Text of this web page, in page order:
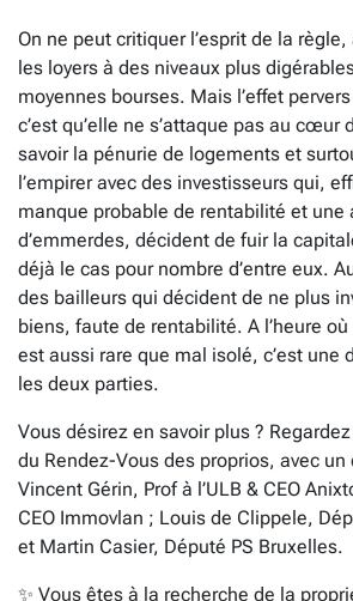
On ne peut critiquer l’esprit de la
les loyers à des niveaux plus
moyennes bourses. Mais l’effet
c’est qu’elle ne s’attaque pas au cœur
savoir la pénurie de logements et
l’empirer avec des investisseurs qui,
manque probable de rentabilité et une
d’emmerdes, décident de fuir la
déjà le cas pour nombre d’entre eux.
des bailleurs qui décident de ne plus
biens, faute de rentabilité. A l’heure
est aussi rare que mal isolé, c’est une
les deux parties.
Vous désirez en savoir plus ?
du Rendez-Vous des proprios, avec
Vincent Gérin, Prof à l’ULB & CEO
CEO Immovlan ; Louis de Clippele,
et Martin Casier, Député PS Bruxelles.
✨ Vous êtes à la recherche de la